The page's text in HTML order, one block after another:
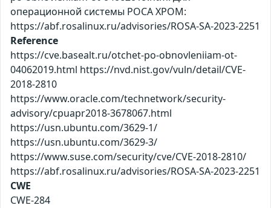
операционной системы РОСА ХРОМ:
https://abf.rosalinux.ru/advisories/ROSA-SA-2023-2251
Reference
https://cve.basealt.ru/otchet-po-obnovleniiam-ot-
04062019.html https://nvd.nist.gov/vuln/detail/CVE-
2018-2810
https://www.oracle.com/technetwork/security-
advisory/cpuapr2018-3678067.html
https://usn.ubuntu.com/3629-1/
https://usn.ubuntu.com/3629-3/
https://www.suse.com/security/cve/CVE-2018-2810/
https://abf.rosalinux.ru/advisories/ROSA-SA-2023-2251
CWE
CWE-284